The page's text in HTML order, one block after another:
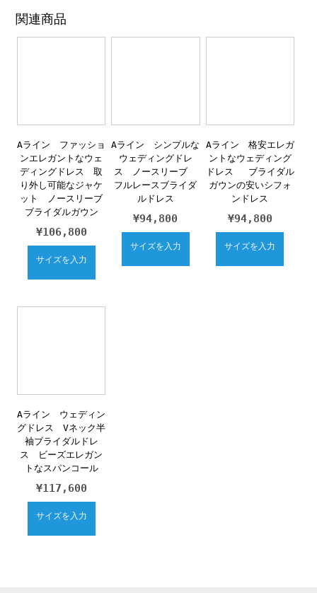
関連商品
Aライン ファッショ
ンエレガントなウェ
ディングドレス 取
り外し可能なジャケ
ット ノースリーブ
ブライダルガウン
¥106,800
サイズを入力
Aライン シンプルな
ウェディングドレ
ス ノースリーブ
フルレースブライダ
ルドレス
¥94,800
サイズを入力
Aライン 格安エレガ
ントなウェディング
ドレス ブライダル
ガウンの安いシフォ
ンドレス
¥94,800
サイズを入力
Aライン ウェディン
グドレス Vネック半
袖ブライダルドレ
ス ビーズエレガン
トなスパンコール
¥117,600
サイズを入力